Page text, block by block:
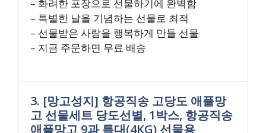
– 화려한 포장으로 선물하기에 완벽함
– 특별한 날을 기념하는 선물로 최적
– 선물받은 사람을 행복하게 만들 선물
– 지금 주문하면 무료 배송
3. [망고성지] 항공직송 고당도 애플망
고 선물세트 당도선별, 1박스, 항공직송
애플망고 9과 특대(4KG) 선물용